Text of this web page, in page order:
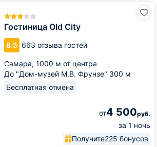
Гостиница Old City
8.5 663 отзыва гостей
Самара, 1000 м от центра
До "Дом-музей М.В. Фрунзе" 300 м
Бесплатная отмена
от4 500руб.
за 1 ночь
Получите225 бонусов